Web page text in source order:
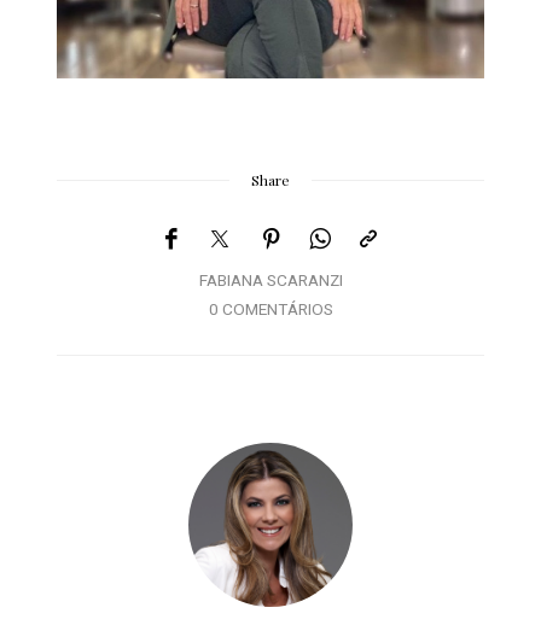
Share
FABIANA SCARANZI
0 COMENTÁRIOS